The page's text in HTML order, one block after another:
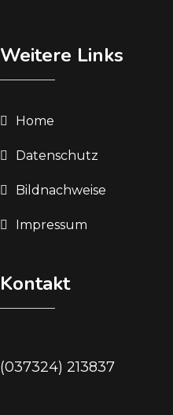
Weitere Links
Home
Datenschutz
Bildnachweise
Impressum
Kontakt
(037324) 213837